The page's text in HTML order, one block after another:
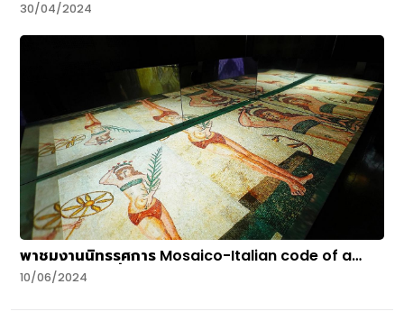
30/04/2024
พาชมงานนิทรรศการ Mosaico-Italian code of a
timeless art ที่ มิวเซียมสยาม
10/06/2024